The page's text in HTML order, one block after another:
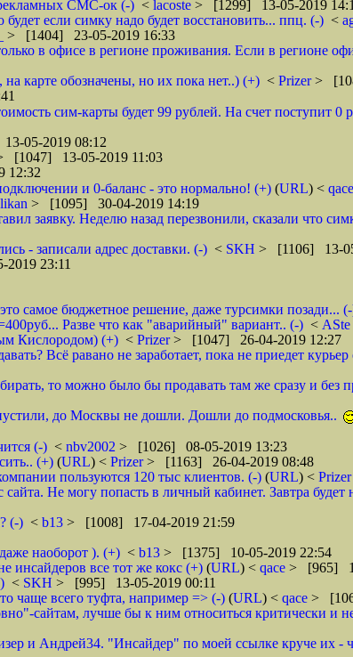
рекламных СМС-ок (-) < lacoste > [1299] 13-05-2019
если симку надо будет восстановить... ппц. (-) <
> [1404] 23-05-2019 16:33
в офисе в регионе проживания. Если в регионе
карте обозначены, но их пока нет..) (+) < Prizer>
сим-карты будет 99 рублей. На счет поступит 0
05-2019 08:12
[1047] 13-05-2019 11:03
12:32
и 0-баланс - это нормально! (+) (URL) < qace
> [1095] 30-04-2019 14:19
заявку. Неделю назад перезвонили, сказали что
- записали адрес доставки. (-) < SKH > [1106] 13-
23:11
самое бюджетное решение, даже турсимки позади...
Разве что как "аварийный" вариант.. (-) < ASte
Кислородом) (+) < Prizer> [1047] 26-04-2019 12:27
Всё равано не заработает, пока не приедет
то можно было бы продавать там же сразу и без
до Москвы не дошли. Дошли до подмосковья..
(-) < nbv2002 > [1026] 08-05-2019 13:23
(+) (URL) < Prizer> [1163] 26-04-2019 08:48
пользуются 120 тыс клиентов. (-) (URL) < Prizer
Не могу попасть в личный кабинет. Завтра
(-) < b13 > [1008] 17-04-2019 21:59
наоборот ). (+) < b13 > [1375] 10-05-2019 22:54
инсайдеров все тот же кокс (+) (URL) < qace > [965]
< SKH > [995] 13-05-2019 00:11
чаще всего туфта, например => (-) (URL) < qace >
сайтам, лучше бы к ним относиться критически и
и Андрей34. "Инсайдер" по моей ссылке круче их -